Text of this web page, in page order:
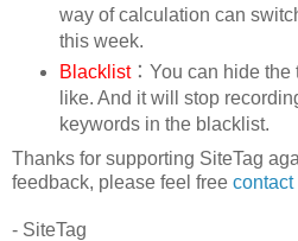
way of calculation can
this week.
Blacklist：You can hide the
like. And it will stop
keywords in the blacklist.
Thanks for supporting SiteTag
feedback, please feel free contact
- SiteTag